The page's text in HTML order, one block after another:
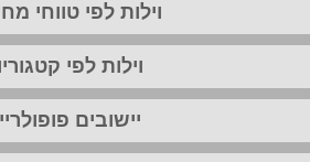
וילות לפי טווחי
וילות לפי
יישובים